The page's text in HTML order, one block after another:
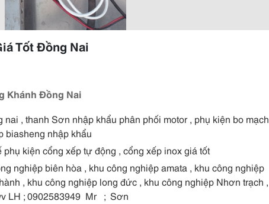
Tốt Đồng Nai
Khánh Đồng Nai
, thanh Sơn nhập khẩu phân phối motor , phụ kiện bo mạch
biasheng nhập khẩu
kiện cổng xếp tự động , cổng xếp inox giá tốt
nghiệp biên hòa , khu công nghiệp amata , khu công nghiệp
, khu công nghiệp long đức , khu công nghiệp Nhơn trạch ,
LH ; 0902583949 Mr ; Sơn